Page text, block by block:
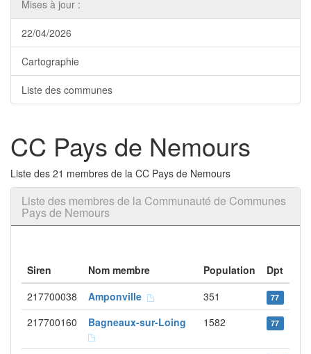
Mises à jour :
22/04/2026
Cartographie
Liste des communes
CC Pays de Nemours
Liste des 21 membres de la CC Pays de Nemours
Liste des membres de la Communauté de Communes
Pays de Nemours
Siren Nom membre Population
Dpt
217700038
Amponville 351 77
217700160 Bagneaux-sur-Loing 1582 77